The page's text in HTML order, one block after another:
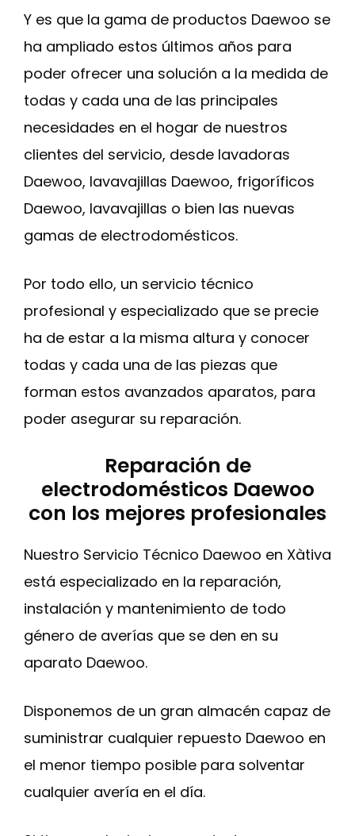
Y es que la gama de productos Daewoo se
ha ampliado estos últimos años para
poder ofrecer una solución a la medida de
todas y cada una de las principales
necesidades en el hogar de nuestros
clientes del servicio, desde lavadoras
Daewoo, lavavajillas Daewoo, frigoríficos
Daewoo, lavavajillas o bien las nuevas
gamas de electrodomésticos.
Por todo ello, un servicio técnico
profesional y especializado que se precie
ha de estar a la misma altura y conocer
todas y cada una de las piezas que
forman estos avanzados aparatos, para
poder asegurar su reparación.
Reparación de
electrodomésticos Daewoo
con los mejores profesionales
Nuestro Servicio Técnico Daewoo en Xàtiva
está especializado en la reparación,
instalación y mantenimiento de todo
género de averías que se den en su
aparato Daewoo.
Disponemos de un gran almacén capaz de
suministrar cualquier repuesto Daewoo en
el menor tiempo posible para solventar
cualquier avería en el día.